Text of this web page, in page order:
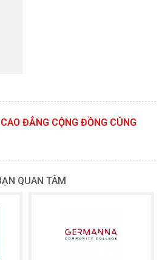
ĐẲNG CỘNG ĐỒNG CÙNG
QUAN TÂM